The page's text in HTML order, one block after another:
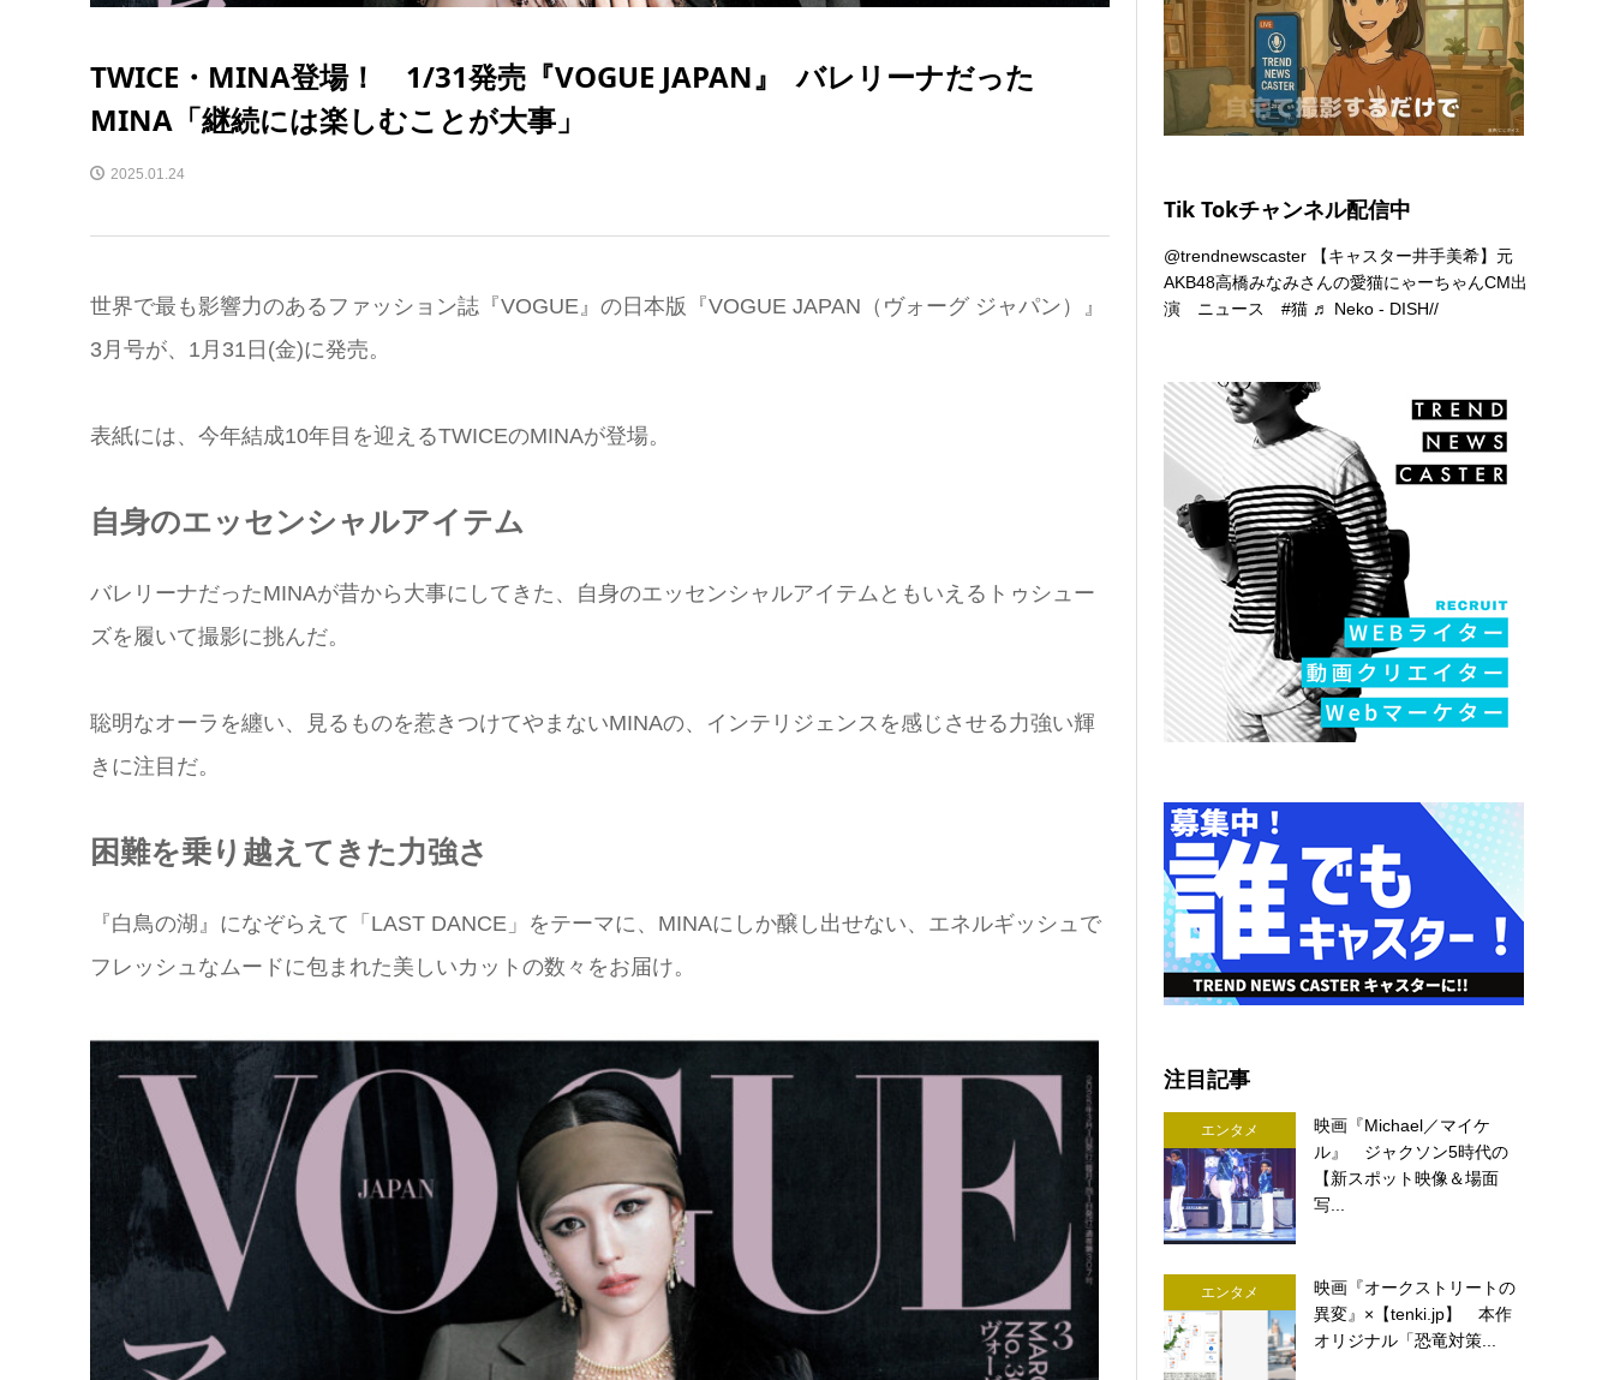
TWICE・MINA登場！ 1/31発売『VOGUE JAPAN』 バレリーナだった
MINA「継続には楽しむことが大事」
2025.01.24
世界で最も影響力のあるファッション誌『VOGUE』の日本版『VOGUE JAPAN（ヴォーグ ジャパン）』
3月号が、1月31日(金)に発売。
表紙には、今年結成10年目を迎えるTWICEのMINAが登場。
自身のエッセンシャルアイテム
バレリーナだったMINAが昔から大事にしてきた、自身のエッセンシャルアイテムともいえるトゥシュー
ズを履いて撮影に挑んだ。
聡明なオーラを纏い、見るものを惹きつけてやまないMINAの、インテリジェンスを感じさせる力強い輝
きに注目だ。
困難を乗り越えてきた力強さ
『白鳥の湖』になぞらえて「LAST DANCE」をテーマに、MINAにしか醸し出せない、エネルギッシュで
フレッシュなムードに包まれた美しいカットの数々をお届け。
Tik Tokチャンネル配信中
@trendnewscaster 【キャスター井手美希】元
AKB48高橋みなみさんの愛猫にゃーちゃんCM出
演 ニュース#猫 ♬ Neko - DISH//
注目記事
エンタメ
映画『Michael／マイケ
ル』 ジャクソン5時代の
【新スポット映像＆場面
写...
エンタメ
映画『オークストリートの
異変』×【tenki.jp】 本作
オリジナル「恐竜対策...